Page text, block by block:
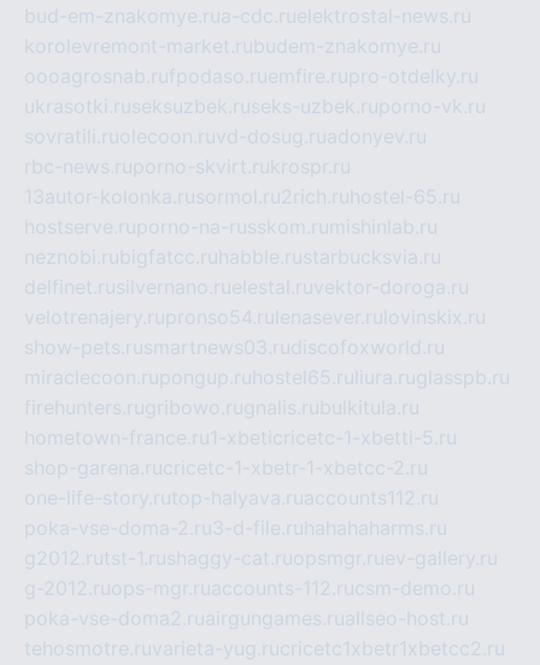
bud-em-znakomye.rua-cdc.ruelektrostal-news.ru
korolevremont-market.rubudem-znakomye.ru
oooagrosnab.rufpodaso.ruemfire.rupro-otdelky.ru
ukrasotki.ruseksuzbek.ruseks-uzbek.ruporno-vk.ru
sovratili.ruolecoon.ruvd-dosug.ruadonyev.ru
rbc-news.ruporno-skvirt.rukrospr.ru
13autor-kolonka.rusormol.ru2rich.ru hostel-65.ru
hostserve.ruporno-na-russkom.ru mishinlab.ru
neznobi.rubigfatcc.ru habble.rustarbucksvia.ru
delfinet.rusilvernano.ruelestal.ruvektor-doroga.ru
velotrenajery.rupronso54.ru lenasever.ru lovinskix.ru
show-pets.rusmartnews03.rudiscofoxworld.ru
miraclecoon.rupongup.ru hostel65.ru liura.ruglasspb.ru
firehunters.rugribowo.rugnalis.rubulkitula.ru
hometown-france.ru1-xbeticricetc-1-xbetti-5.ru
shop-garena.rucricetc-1-xbetr-1-xbetcc-2.ru
one-life-story.rutop-halyava.ruaccounts112.ru
poka-vse-doma-2.ru3-d-file.ru hahahaharms.ru
g2012.rutst-1.rushaggy-cat.ruopsmgr.ruev-gallery.ru
g-2012.ruops-mgr.ruaccounts-112.rucsm-demo.ru
poka-vse-doma2.ruairgungames.ruallseo-host.ru
tehosmotre.ruvarieta-yug.rucricetc1xbetr1xbetcc2.ru